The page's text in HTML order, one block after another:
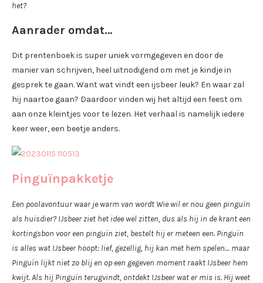
het?
Aanrader omdat…
Dit prentenboek is super uniek vormgegeven en door de
manier van schrijven, heel uitnodigend om met je kindje in
gesprek te gaan. Want wat vindt een ijsbeer leuk? En waar zal
hij naartoe gaan? Daardoor vinden wij het altijd een feest om
aan onze kleintjes voor te lezen. Het verhaal is namelijk iedere
keer weer, een beetje anders.
Pinguïnpakketje
Een poolavontuur waar je warm van wordt Wie wil er nou geen pinguïn
als huisdier? IJsbeer ziet het idee wel zitten, dus als hij in de krant een
kortingsbon voor een pinguïn ziet, bestelt hij er meteen een. Pinguïn
is alles wat IJsbeer hoopt: lief, gezellig, hij kan met hem spelen… maar
Pinguïn lijkt niet zo blij en op een gegeven moment raakt IJsbeer hem
kwijt. Als hij Pinguïn terugvindt, ontdekt IJsbeer wat er mis is. Hij weet